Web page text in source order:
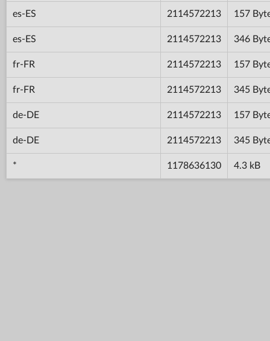
es-ES 2114572213 157
es-ES 2114572213 346
fr-FR 2114572213 157
fr-FR 2114572213 345
de-DE 2114572213 157
de-DE 2114572213 345
* 1178636130 4.3 kB